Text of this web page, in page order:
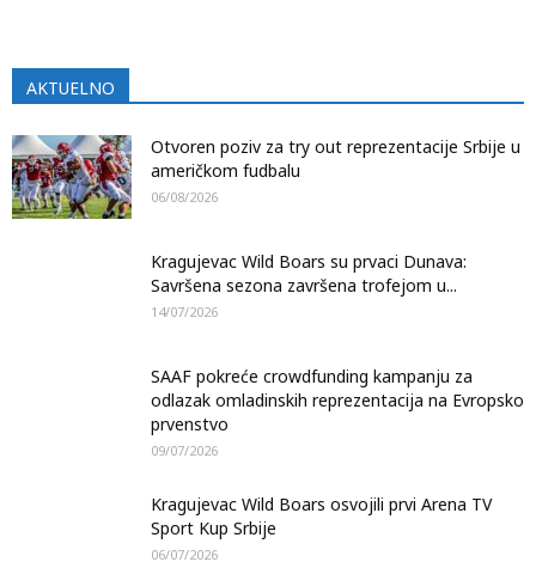
AKTUELNO
Otvoren poziv za try out reprezentacije Srbije u
američkom fudbalu
06/08/2026
Kragujevac Wild Boars su prvaci Dunava:
Savršena sezona završena trofejom u...
14/07/2026
SAAF pokreće crowdfunding kampanju za
odlazak omladinskih reprezentacija na Evropsko
prvenstvo
09/07/2026
Kragujevac Wild Boars osvojili prvi Arena TV
Sport Kup Srbije
06/07/2026